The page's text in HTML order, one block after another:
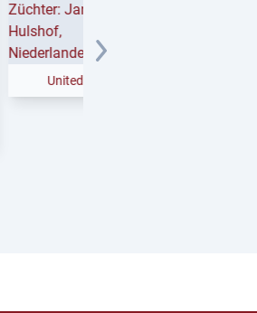
United Air